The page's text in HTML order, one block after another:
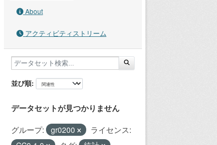
About
アクティビティストリーム
並び順
データセットが見つかりません
グループ: gr0200
ライセンス: